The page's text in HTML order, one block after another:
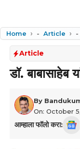
Home - Article -
Article
डॉ. बाबासाहेब
By
On: October
आम्हाला फॉलो करा: